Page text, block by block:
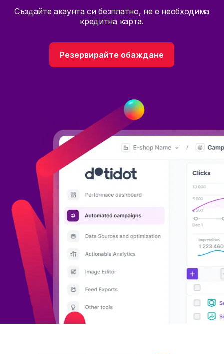
Създайте акаунта си безплатно, не е необходима
кредитна карта.
Резервирайте обаждане